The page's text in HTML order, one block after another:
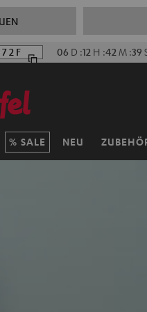
06 D :12 H :42 M :38
SALE NEU